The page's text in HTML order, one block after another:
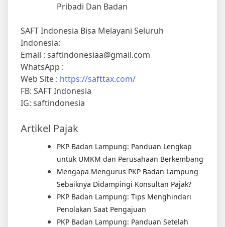
Indonesia:
Email : saftindonesiaa@gmail.com
WhatsApp :
Web Site : https://safttax.com/
FB: SAFT Indonesia
IG: saftindonesia
PKP Badan Lampung: Panduan Lengkap
untuk UMKM dan Perusahaan Berkembang
Mengapa Mengurus PKP Badan Lampung
Sebaiknya Didampingi Konsultan Pajak?
PKP Badan Lampung: Tips Menghindari
Penolakan Saat Pengajuan
PKP Badan Lampung: Panduan Setelah
Status PKP Disetujui